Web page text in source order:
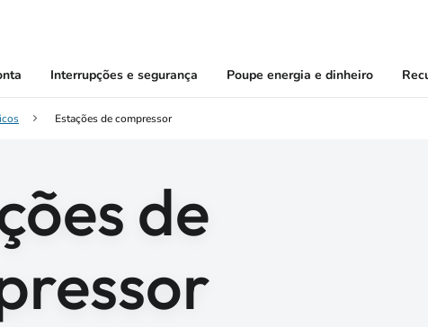
Interrupções e segurança Poupe energia e dinheiro
Estações de compressor
de